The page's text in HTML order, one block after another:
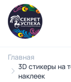
Главная
3D стикеры на
наклеек